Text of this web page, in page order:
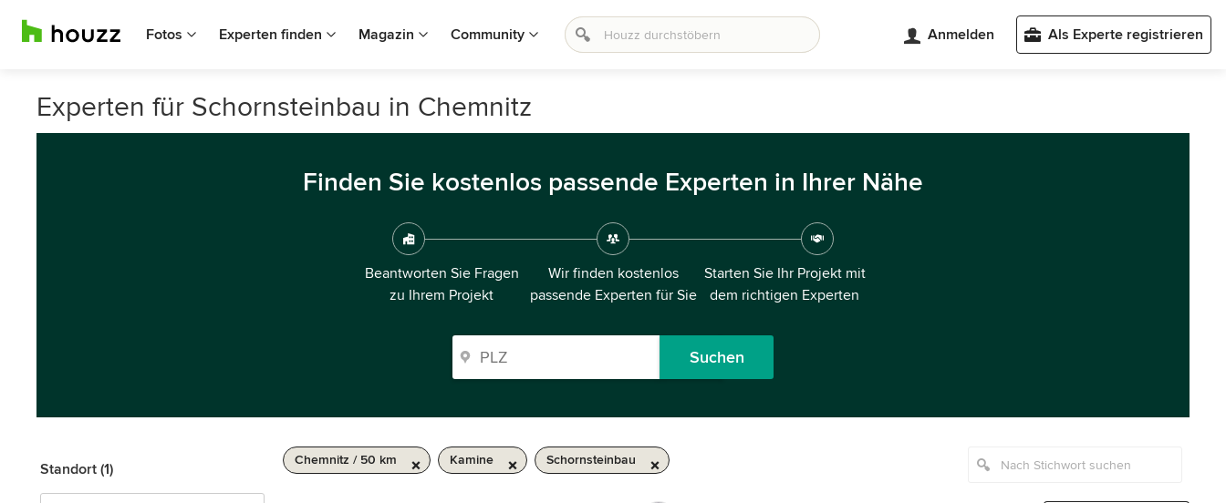
Fotos Experten finden Magazin Community Anmelden Als Experte registrieren
Experten für Schornsteinbau in Chemnitz
Finden Sie kostenlos passende Experten in Ihrer Nähe
Beantworten Sie Fragen
zu Ihrem Projekt
Wir finden kostenlos
passende Experten für Sie
Starten Sie Ihr Projekt mit
dem richtigen Experten
Suchen
Standort (1)
Chemnitz / 50 km Kamine Schornsteinbau